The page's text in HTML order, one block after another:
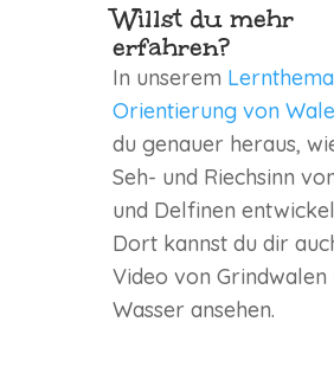
Willst du mehr
erfahren?
In unserem
Orientierung von
du genauer heraus,
Seh- und Riechsinn
und Delfinen
Dort kannst du dir
Video von Grindwalen
Wasser ansehen.